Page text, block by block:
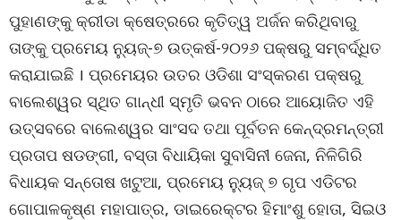
ପୁହାଣଙ୍କୁ କ୍ରୀଡା କ୍ଷେତ୍ରରେ କୃତିତ୍ୱ ଅର୍ଜନ କରିଥିବାରୁ
ତାଙ୍କୁ ପ୍ରମେୟ ନ୍ୟୁଜ୍‌-୭ ଉତ୍କର୍ଷ-୨୦୨୬ ପକ୍ଷରୁ ସମ୍ବର୍ଦ୍ଧିତ
କରାଯାଇଛି । ପ୍ରମେୟର ଉତର ଓଡିଶା ସଂସ୍କରଣ ପକ୍ଷରୁ
ବାଲେଶ୍ୱର ସ୍ଥିତ ଗାନ୍ଧୀ ସ୍ମୃତି ଭବନ ଠାରେ ଆୟୋଜିତ ଏହି
ଉତ୍ସବରେ ବାଲେଶ୍ୱର ସାଂସଦ ତଥା ପୂର୍ବତନ କେନ୍ଦ୍ରମନ୍ତ୍ରୀ
ପ୍ରତାପ ଷଡଙ୍ଗୀ, ବସ୍ତା ବିଧାୟିକା ସୁବାସିନୀ ଜେନା, ନିଳିଗିରି
ବିଧାୟକ ସନ୍ତୋଷ ଖଟୁଆ, ପ୍ରମେୟ ନ୍ୟୁଜ୍ ୭ ଗୃପ ଏଡିଟର
ଗୋପାଳକୃଷ୍ଣ ମହାପାତ୍ର, ଡାଇରେକ୍ଟର ହିମାଂଶୁ ହୋତା, ସିଇଓ